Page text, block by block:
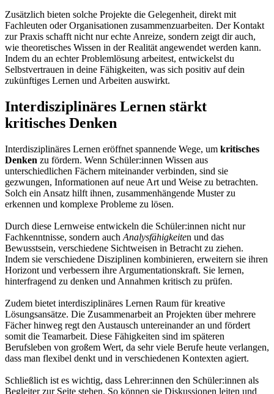
Zusätzlich bieten solche Projekte die Gelegenheit, direkt mit
Fachleuten oder Organisationen zusammenzuarbeiten. Der Kontakt
zur Praxis schafft nicht nur echte Anreize, sondern zeigt dir auch,
wie theoretisches Wissen in der Realität angewendet werden kann.
Indem du an echter Problemlösung arbeitest, entwickelst du
Selbstvertrauen in deine Fähigkeiten, was sich positiv auf dein
zukünftiges Lernen und Arbeiten auswirkt.
Interdisziplinäres Lernen stärkt
kritisches Denken
Interdisziplinäres Lernen eröffnet spannende Wege, um kritisches
Denken zu fördern. Wenn Schüler:innen Wissen aus
unterschiedlichen Fächern miteinander verbinden, sind sie
gezwungen, Informationen auf neue Art und Weise zu betrachten.
Solch ein Ansatz hilft ihnen, zusammenhängende Muster zu
erkennen und komplexe Probleme zu lösen.
Durch diese Lernweise entwickeln die Schüler:innen nicht nur
Fachkenntnisse, sondern auch Analysfähigkeiten und das
Bewusstsein, verschiedene Sichtweisen in Betracht zu ziehen.
Indem sie verschiedene Disziplinen kombinieren, erweitern sie ihren
Horizont und verbessern ihre Argumentationskraft. Sie lernen,
hinterfragend zu denken und Annahmen kritisch zu prüfen.
Zudem bietet interdisziplinäres Lernen Raum für kreative
Lösungsansätze. Die Zusammenarbeit an Projekten über mehrere
Fächer hinweg regt den Austausch untereinander an und fördert
somit die Teamarbeit. Diese Fähigkeiten sind im späteren
Berufsleben von großem Wert, da sehr viele Berufe heute verlangen,
dass man flexibel denkt und in verschiedenen Kontexten agiert.
Schließlich ist es wichtig, dass Lehrer:innen den Schüler:innen als
Begleiter zur Seite stehen. So können sie Diskussionen leiten und